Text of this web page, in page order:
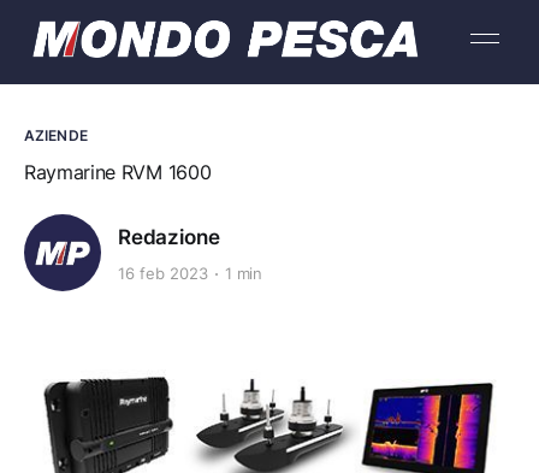
AZIENDE
Raymarine RVM 1600
Redazione
16 feb 2023 1 min